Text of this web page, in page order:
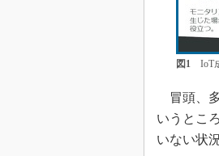
図1IoT成
冒頭、多
いうとこ
いない状